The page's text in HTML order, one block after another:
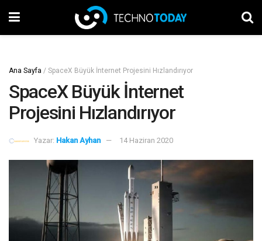
Ana Sayfa / SpaceX Büyük İnternet Projesini Hızlandırıyor
SpaceX Büyük İnternet
Projesini Hızlandırıyor
Yazar: Hakan Ayhan 14 Haziran 2020